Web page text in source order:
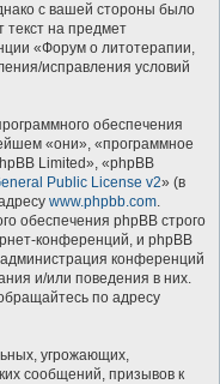
с вашей стороны было
текст на предмет
«Форум о литотерапии,
исправления условий
обеспечения
«они», «программное
Limited», «phpBB
Public License v2» (в
www.phpbb.com.
обеспечения phpBB строго
конференций, и phpBB
администрация конференций
и/или поведения в них.
по адресу
угрожающих,
сообщений, призывов к